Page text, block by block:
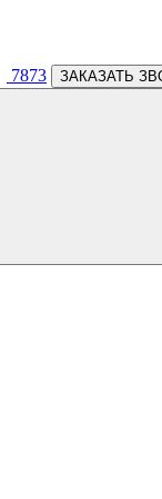
7873 ЗАКАЗАТЬ